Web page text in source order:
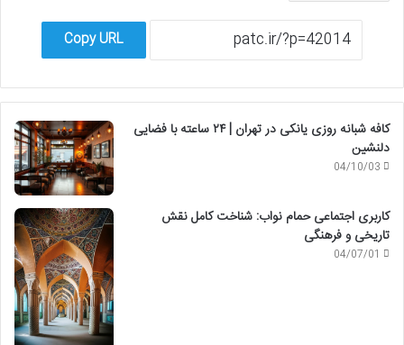
Copy URL
کافه شبانه روزی یانکی در تهران | ۲۴ ساعته با فضایی
دلنشین
04/10/03
کاربری اجتماعی حمام نواب: شناخت کامل نقش
تاریخی و فرهنگی
04/07/01